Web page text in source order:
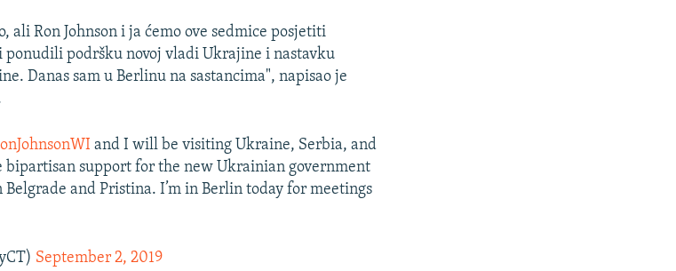
ali Ron Johnson i ja ćemo ove sedmice posjetiti
podršku novoj vladi Ukrajine i nastavku
Danas sam u Berlinu na sastancima", napisao je
and I will be visiting Ukraine, Serbia, and
bipartisan support for the new Ukrainian government
and Pristina. I’m in Berlin today for meetings
September 2, 2019